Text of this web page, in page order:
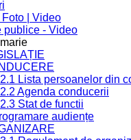
| Video
publice - Video
Lista persoanelor din
Agenda conducerii
Stat de functii
audiențe